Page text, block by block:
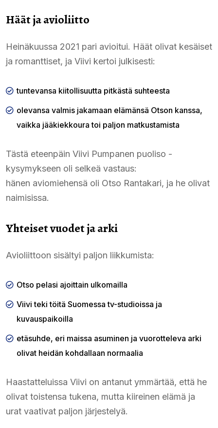
Häät ja avioliitto
Heinäkuussa 2021 pari avioitui. Häät olivat kesäiset
ja romanttiset, ja Viivi kertoi julkisesti:
tuntevansa kiitollisuutta pitkästä suhteesta
olevansa valmis jakamaan elämänsä Otson kanssa,
vaikka jääkiekkoura toi paljon matkustamista
Tästä eteenpäin Viivi Pumpanen puoliso -
kysymykseen oli selkeä vastaus:
hänen aviomiehensä oli Otso Rantakari, ja he olivat
naimisissa.
Yhteiset vuodet ja arki
Avioliittoon sisältyi paljon liikkumista:
Otso pelasi ajoittain ulkomailla
Viivi teki töitä Suomessa tv-studioissa ja
kuvauspaikoilla
etäsuhde, eri maissa asuminen ja vuorotteleva arki
olivat heidän kohdallaan normaalia
Haastatteluissa Viivi on antanut ymmärtää, että he
olivat toistensa tukena, mutta kiireinen elämä ja
urat vaativat paljon järjestelyä.